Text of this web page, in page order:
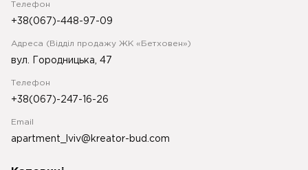
Телефон
+38(067)-448-97-09
Адреса (Відділ продажу ЖК «Бетховен»)
вул. Городницька, 47
Телефон
+38(067)-247-16-26
Email
apartment_lviv@kreator-bud.com